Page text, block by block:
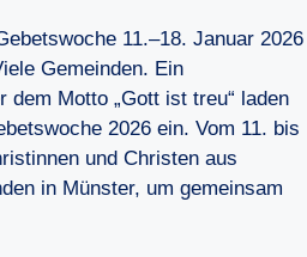
11.–18. Januar 2026
Gemeinden. Ein
dem Motto „Gott ist treu“ laden
2026 ein. Vom 11. bis
und Christen aus
in Münster, um gemeinsam